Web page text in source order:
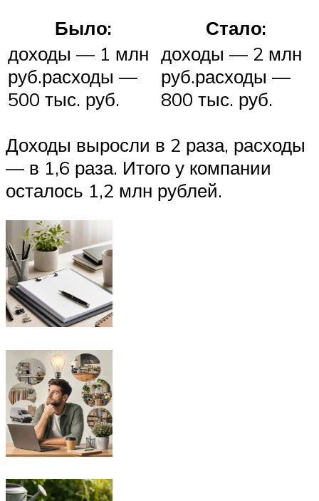
Было:
Стало:
доходы — 1 млн
руб.расходы —
500 тыс. руб.
доходы — 2 млн
руб.расходы —
800 тыс. руб.
Доходы выросли в 2 раза, расходы
— в 1,6 раза. Итого у компании
осталось 1,2 млн рублей.